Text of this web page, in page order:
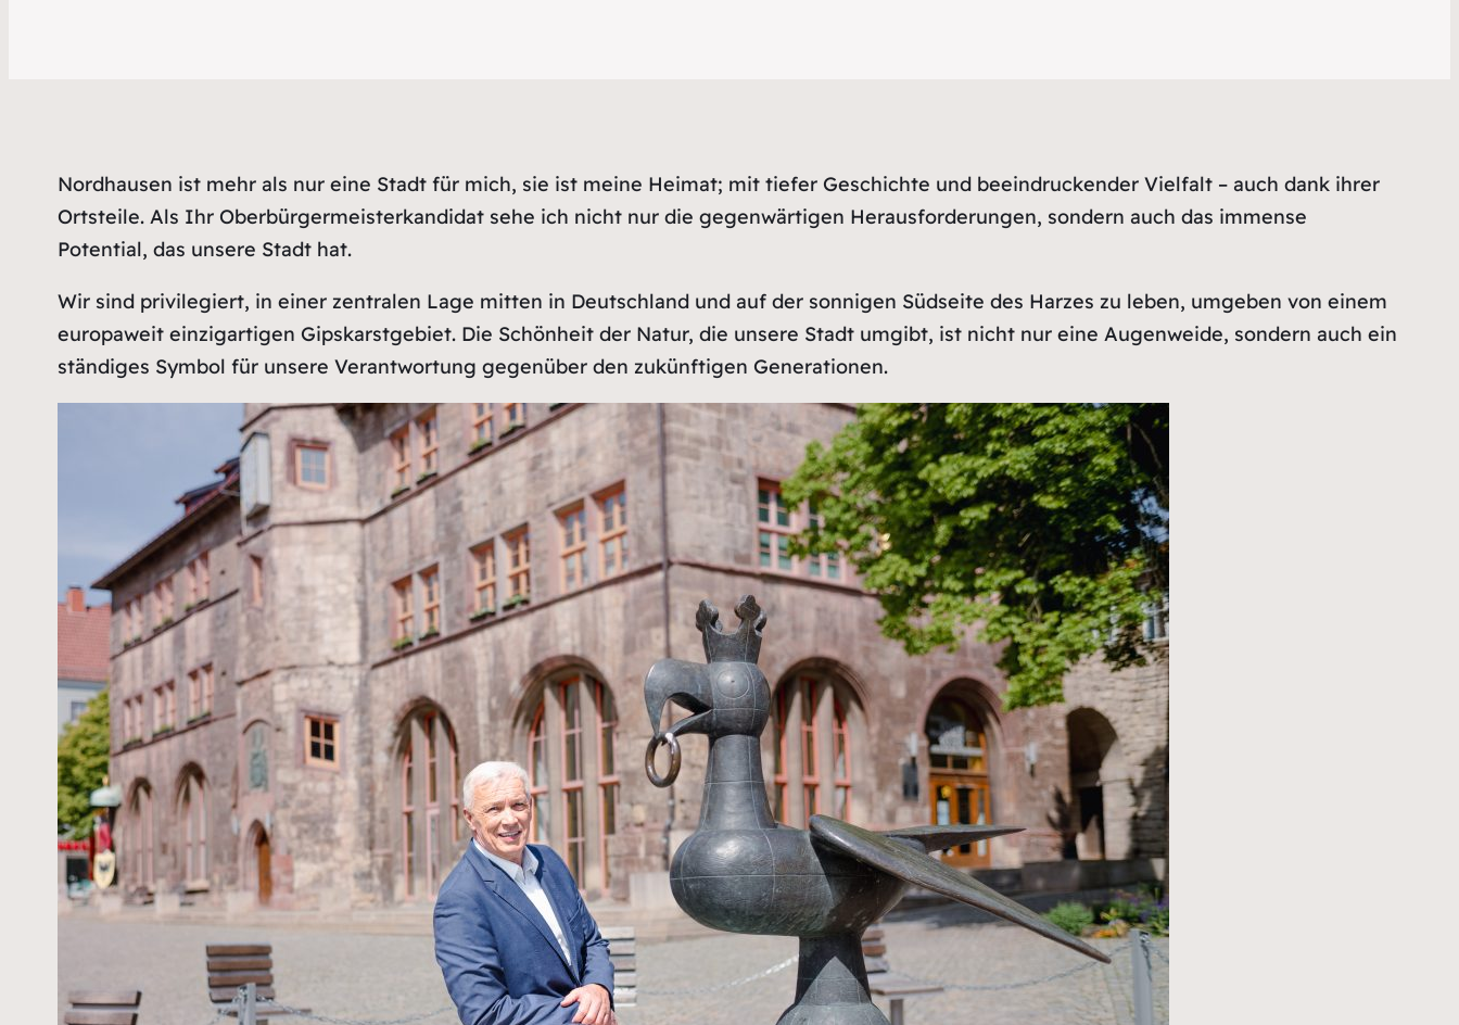
Nordhausen ist mehr als nur eine Stadt für mich, sie ist meine Heimat; mit tiefer Geschichte und beeindruckender Vielfalt – auch dank ihrer
Ortsteile. Als Ihr Oberbürgermeisterkandidat sehe ich nicht nur die gegenwärtigen Herausforderungen, sondern auch das immense
Potential, das unsere Stadt hat.
Wir sind privilegiert, in einer zentralen Lage mitten in Deutschland und auf der sonnigen Südseite des Harzes zu leben, umgeben von einem
europaweit einzigartigen Gipskarstgebiet. Die Schönheit der Natur, die unsere Stadt umgibt, ist nicht nur eine Augenweide, sondern auch ein
ständiges Symbol für unsere Verantwortung gegenüber den zukünftigen Generationen.